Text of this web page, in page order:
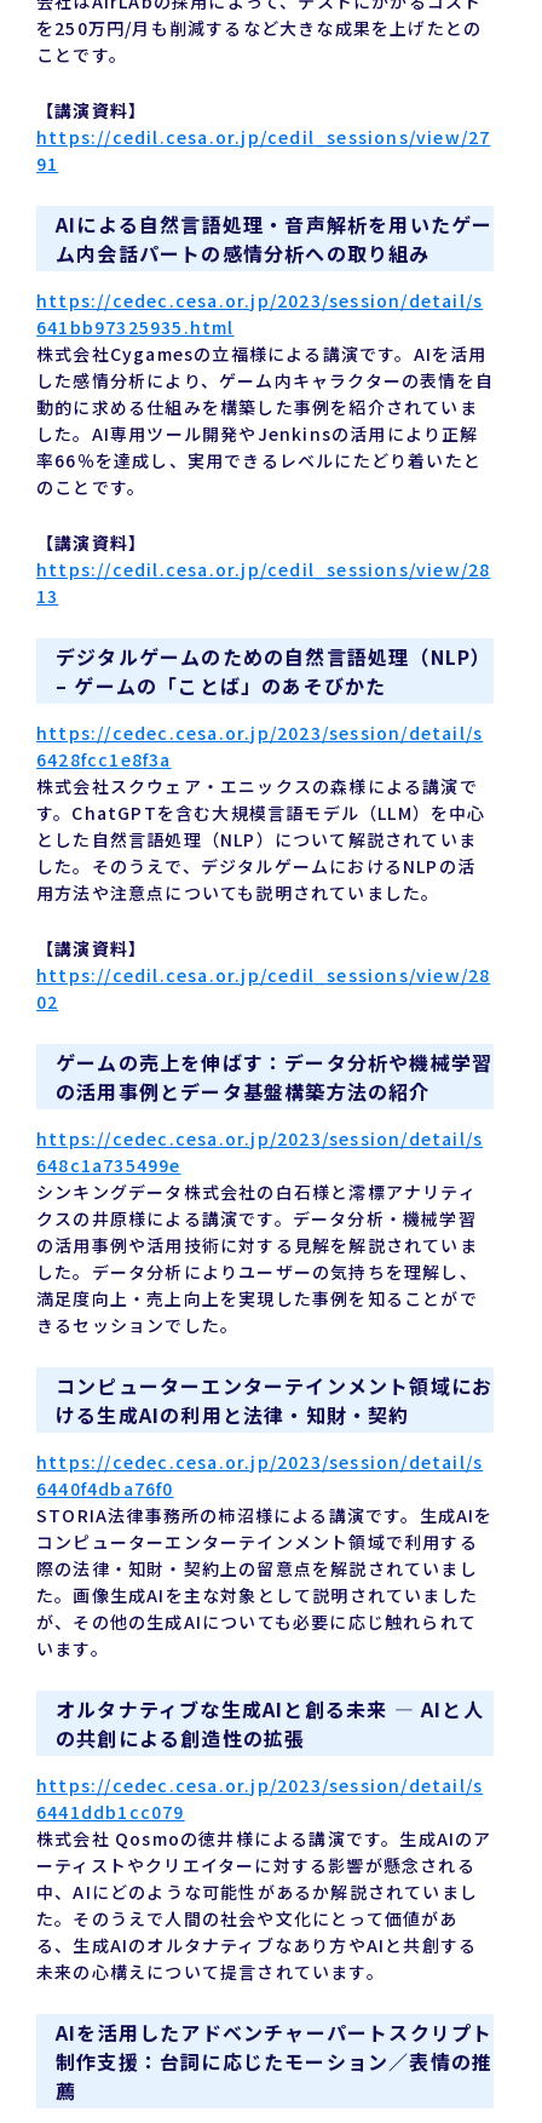
を250万円/月も削減するなど大きな成果を上げたとの
ことです。
【講演資料】
https://cedil.cesa.or.jp/cedil_sessions/view/27
91
AIによる自然言語処理・音声解析を用いたゲー
ム内会話パートの感情分析への取り組み
https://cedec.cesa.or.jp/2023/session/detail/s
641bb97325935.html
株式会社Cygamesの立福様による講演です。AIを活用
した感情分析により、ゲーム内キャラクターの表情を自
動的に求める仕組みを構築した事例を紹介されていま
した。AI専用ツール開発やJenkinsの活用により正解
率66％を達成し、実用できるレベルにたどり着いたと
のことです。
【講演資料】
https://cedil.cesa.or.jp/cedil_sessions/view/28
13
デジタルゲームのための自然言語処理（NLP）
– ゲームの「ことば」のあそびかた
https://cedec.cesa.or.jp/2023/session/detail/s
6428fcc1e8f3a
株式会社スクウェア・エニックスの森様による講演で
す。ChatGPTを含む大規模言語モデル（LLM）を中心
とした自然言語処理（NLP）について解説されていま
した。そのうえで、デジタルゲームにおけるNLPの活
用方法や注意点についても説明されていました。
【講演資料】
https://cedil.cesa.or.jp/cedil_sessions/view/28
02
ゲームの売上を伸ばす：データ分析や機械学習
の活用事例とデータ基盤構築方法の紹介
https://cedec.cesa.or.jp/2023/session/detail/s
648c1a735499e
シンキングデータ株式会社の白石様と澪標アナリティ
クスの井原様による講演です。データ分析・機械学習
の活用事例や活用技術に対する見解を解説されていま
した。データ分析によりユーザーの気持ちを理解し、
満足度向上・売上向上を実現した事例を知ることがで
きるセッションでした。
コンピューターエンターテインメント領域にお
ける生成AIの利用と法律・知財・契約
https://cedec.cesa.or.jp/2023/session/detail/s
6440f4dba76f0
STORIA法律事務所の柿沼様による講演です。生成AIを
コンピューターエンターテインメント領域で利用する
際の法律・知財・契約上の留意点を解説されていまし
た。画像生成AIを主な対象として説明されていました
が、その他の生成AIについても必要に応じ触れられて
います。
オルタナティブな生成AIと創る未来 — AIと人
の共創による創造性の拡張
https://cedec.cesa.or.jp/2023/session/detail/s
6441ddb1cc079
株式会社 Qosmoの徳井様による講演です。生成AIのア
ーティストやクリエイターに対する影響が懸念される
中、AIにどのような可能性があるか解説されていまし
た。そのうえで人間の社会や文化にとって価値があ
る、生成AIのオルタナティブなあり方やAIと共創する
未来の心構えについて提言されています。
AIを活用したアドベンチャーパートスクリプト
制作支援：台詞に応じたモーション／表情の推
薦